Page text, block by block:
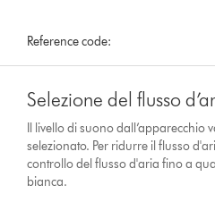
Reference code:
Selezione del flusso
Il livello di suono
selezionato. Per ridurre il flusso
controllo del flusso d'aria fino a
bianca.